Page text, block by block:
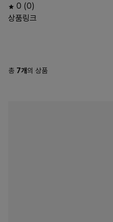
0 (0)
상품링크
총 7개의 상품